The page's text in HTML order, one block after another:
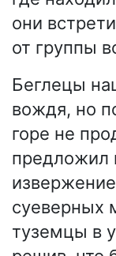
они
от группы
Беглецы
вождя, но
горе не
предложил
суеверных
туземцы в